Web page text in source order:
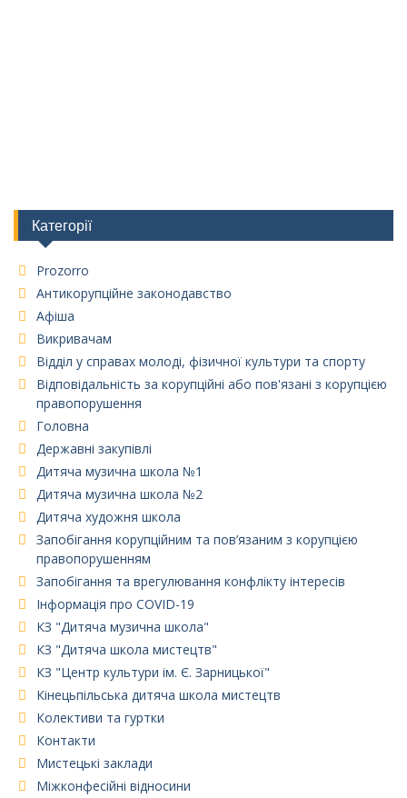
Категорії
Prozorro
Антикорупційне законодавство
Афіша
Викривачам
Відділ у справах молоді, фізичної культури та спорту
Відповідальність за корупційні або пов'язані з корупцією
правопорушення
Головна
Державні закупівлі
Дитяча музична школа №1
Дитяча музична школа №2
Дитяча художня школа
Запобігання корупційним та пов’язаним з корупцією
правопорушенням
Запобігання та врегулювання конфлікту інтересів
Інформація про COVID-19
КЗ "Дитяча музична школа"
КЗ "Дитяча школа мистецтв"
КЗ "Центр культури ім. Є. Зарницької"
Кінецьпільська дитяча школа мистецтв
Колективи та гуртки
Контакти
Мистецькі заклади
Міжконфесійні відносини